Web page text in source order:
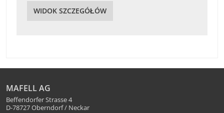
WIDOK SZCZEGÓŁÓW
MAFELL AG
Beffendorfer Strasse 4
D-78727 Oberndorf / Neckar